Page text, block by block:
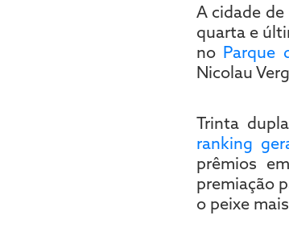
A cidade de
quarta e
no Parque
Nicolau
Trinta
ranking
prêmios
premiação
o peixe